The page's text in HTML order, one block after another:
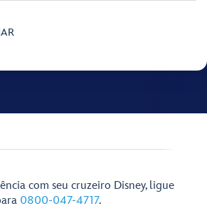
com seu cruzeiro Disney, ligue
0800-047-4717.